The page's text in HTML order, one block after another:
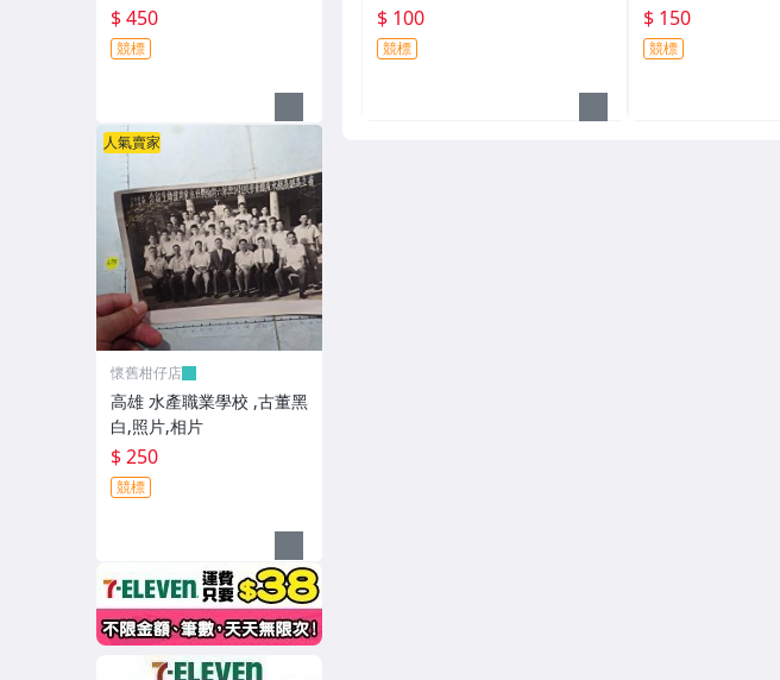
$ 100
競標
$ 150
競標
品-2
$ 450
競標
人氣賣家
懷舊柑仔店
高雄 水產職業學校 ,古董黑
白,照片,相片
$ 250
競標